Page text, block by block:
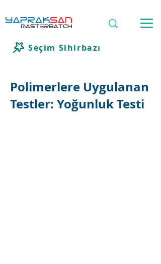
Seçim Sihirbazı
Polimerlere Uygulanan
Testler: Yoğunluk Testi